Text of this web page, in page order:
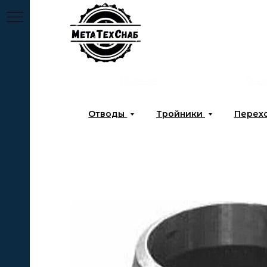
Отводы Тройники